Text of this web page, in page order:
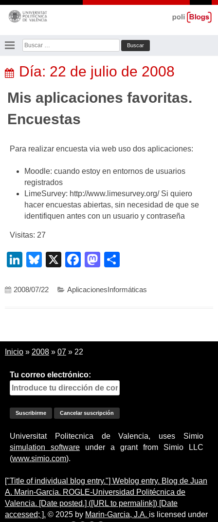
Saltar
contenido
Buscar:
Día: 22 de julio de 2008
Mis aplicaciones favoritas.
Encuestas
Para realizar encuesta via web uso dos aplicaciones:
Moodle: cuando estoy en entornos de usuarios
registrados
LimeSurvey: http://www.limesurvey.org/ Si quiero
hacer encuestas abiertas, sin necesidad de que se
identifiquen antes con un usuario y contraseña
Visitas: 27
LinkedIn
Bluesky
X Facebook
Mastodon
2008/07/22 AplicacionesInformáticas
Inicio » 2008 » 07 » 22
Tu correo electrónico:
Universitat Politecnica de Valencia, uses Simio
simulation software under a grant from Simio LLC
(www.simio.com).
["Title of individual blog entry."] Weblog entry. Blog de Juan
A. Marin-Garcia. ROGLE-Universidad Politécnica de
Valencia. [Date posted.] ([URL to permalink]) [Date
accessed; ]. © 2025 by Marin-Garcia, J.A. is licensed under